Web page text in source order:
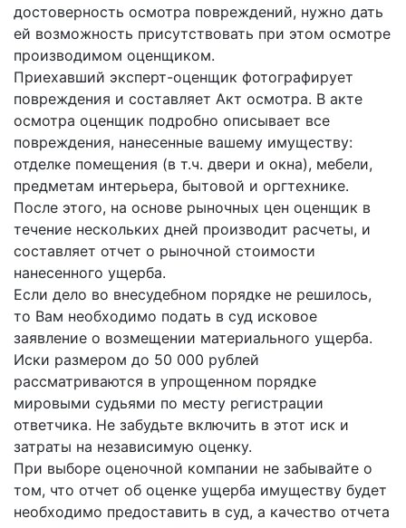
достоверность осмотра повреждений, нужно дать
ей возможность присутствовать при этом осмотре
производимом оценщиком.
Приехавший эксперт-оценщик фотографирует
повреждения и составляет Акт осмотра. В акте
осмотра оценщик подробно описывает все
повреждения, нанесенные вашему имуществу:
отделке помещения (в т.ч. двери и окна), мебели,
предметам интерьера, бытовой и оргтехнике.
После этого, на основе рыночных цен оценщик в
течение нескольких дней производит расчеты, и
составляет отчет о рыночной стоимости
нанесенного ущерба.
Если дело во внесудебном порядке не решилось,
то Вам необходимо подать в суд исковое
заявление о возмещении материального ущерба.
Иски размером до 50 000 рублей
рассматриваются в упрощенном порядке
мировыми судьями по месту регистрации
ответчика. Не забудьте включить в этот иск и
затраты на независимую оценку.
При выборе оценочной компании не забывайте о
том, что отчет об оценке ущерба имуществу будет
необходимо предоставить в суд, а качество отчета